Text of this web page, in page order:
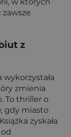
z
zmienia
To thriller o
gdy miasto
zyskała